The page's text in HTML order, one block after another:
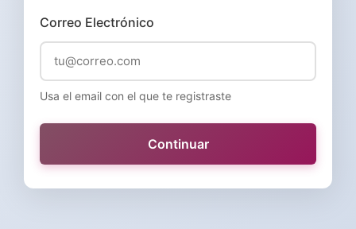
Correo Electrónico
Usa el email con el que te registraste
Continuar